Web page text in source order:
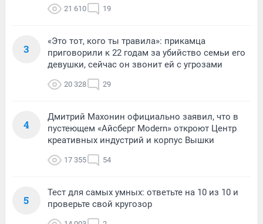
21 610 19
3
«Это тот, кого ты травила»: прикамца
приговорили к 22 годам за убийство семьи его
девушки, сейчас он звонит ей с угрозами
20 328 29
4
Дмитрий Махонин официально заявил, что в
пустеющем «Айсберг Modern» откроют Центр
креативных индустрий и корпус Вышки
17 355 54
5
Тест для самых умных: ответьте на 10 из 10 и
проверьте свой кругозор